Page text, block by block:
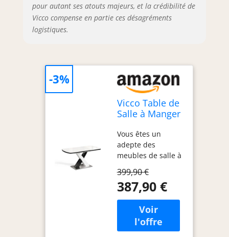
pour autant ses atouts majeurs, et la crédibilité de
Vicco compense en partie ces désagréments
logistiques.
Vicco Table de
Salle à Manger
Noir/Blanc,
120-160 x 80
cm
Vous êtes un
adepte des
meubles de salle à
Notre nouvelle
table Chinto est le
choix parfait pour
votre intérieur ! La
table de salle à
manger extensible
399,90 €
387,90 €
-3%